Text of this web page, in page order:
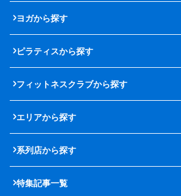
ヨガから探す
ピラティスから探す
フィットネスクラブから探す
エリアから探す
系列店から探す
特集記事一覧